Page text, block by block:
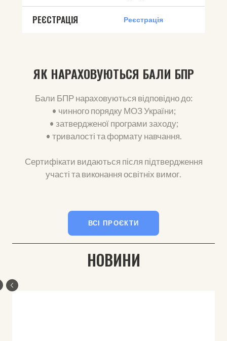
РЕЄСТРАЦІЯ Реєстрація
ЯК НАРАХОВУЮТЬСЯ БАЛИ БПР
Бали БПР нараховуються відповідно до:
• чинного порядку МОЗ України;
• затвердженої програми заходу;
• тривалості та формату навчання.
Сертифікати видаються після підтвердження
участі та виконання освітніх вимог.
ВСІ ПРОЄКТИ
НОВИНИ